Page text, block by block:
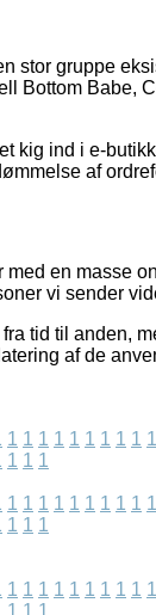
gruppe
Bottom Babe,
kig ind i e-
af
en masse
vi sender
tid til anden,
af de
1 1 1 1 1 1 1 1 1 1
1 1 1
1 1 1 1 1 1 1 1 1 1
1 1 1
1 1 1 1 1 1 1 1 1 1